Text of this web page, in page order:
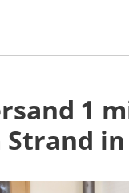
1
Strand